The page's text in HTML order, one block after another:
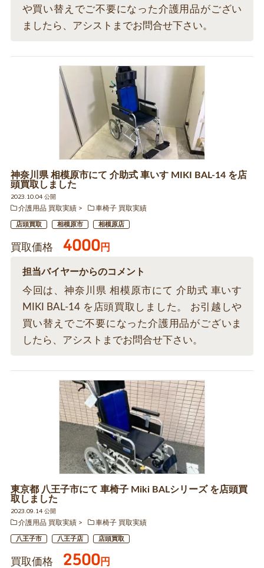
や買い替えでご不要になった介護用品がござい
ましたら、アシストまでお問合せ下さい。
神奈川県 相模原市にて 介助式 車いす MIKI BAL-14 を店
頭買取しました
2023.10.04 公開
介護用品 買取実績
車椅子 買取実績
店頭買取 相模原市 相模原店
買取価格 4000円
担当バイヤーからのコメント
今回は、神奈川県 相模原市にて 介助式 車いす
MIKI BAL-14 を店頭買取しました。 お引越しや
買い替えでご不要になった介護用品がございま
したら、アシストまでお問合せ下さい。
東京都 八王子市にて 車椅子 Miki BALシリーズ を店頭買
取しました
2023.09.14 公開
介護用品 買取実績
車椅子 買取実績
八王子市 八王子店 店頭買取
買取価格 2500円